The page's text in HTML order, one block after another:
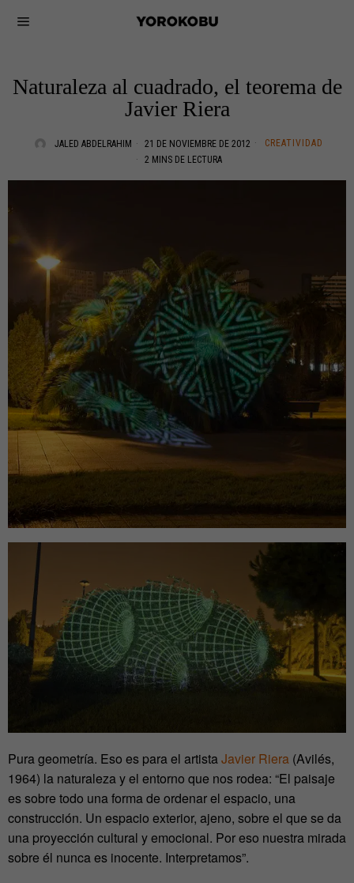
Naturaleza al cuadrado, el teorema de
Javier Riera
JALED ABDELRAHIM 21 DE NOVIEMBRE DE 2012
CREATIVIDAD
2 MINS DE LECTURA
Pura geometría. Eso es para el artistaJavier Riera (Avilés,
1964) la naturaleza y el entorno que nos rodea: “El paisaje
es sobre todo una forma de ordenar el espacio, una
construcción. Un espacio exterior, ajeno, sobre el que se da
una proyección cultural y emocional. Por eso nuestra mirada
sobre él nunca es inocente. Interpretamos”.